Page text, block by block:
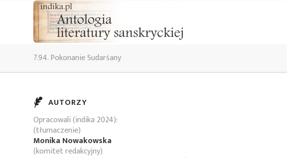
7.94. Pokonanie Sudarśany
AUTORZY
Opracowali (indika 2024):
(tłumaczenie)
Monika Nowakowska
(komitet redakcyjny)